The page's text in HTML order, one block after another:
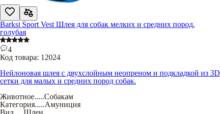
Barksi Sport Vest Шлея для собак мелких и средних пород,
голубая
4
Код товара: 12024
Нейлоновая шлея с двухслойным неопреном и подкладкой из 3D
сетки для малых и средних пород собак.
Животное.....Собакам
Категория.....Амуниция
Вид
Шлеи